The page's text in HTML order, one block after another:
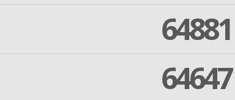
64881
64647